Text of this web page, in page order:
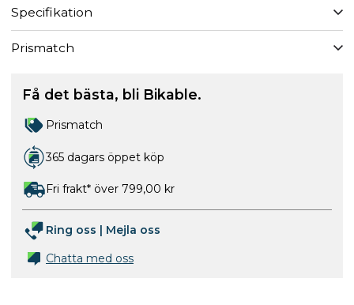
Specifikation
Prismatch
Få det bästa, bli Bikable.
Prismatch
365 dagars öppet köp
Fri frakt* över 799,00 kr
Ring oss | Mejla oss
Chatta med oss